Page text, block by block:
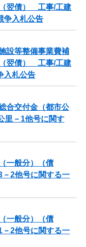
翌債） 工事/工建
争入札公告
設等整備事業費補
翌債） 工事/工建
入札公告
合交付金（都市公
里－1他号に関す
一般分）（債
2他号に関する一
一般分）（債
2他号に関する一